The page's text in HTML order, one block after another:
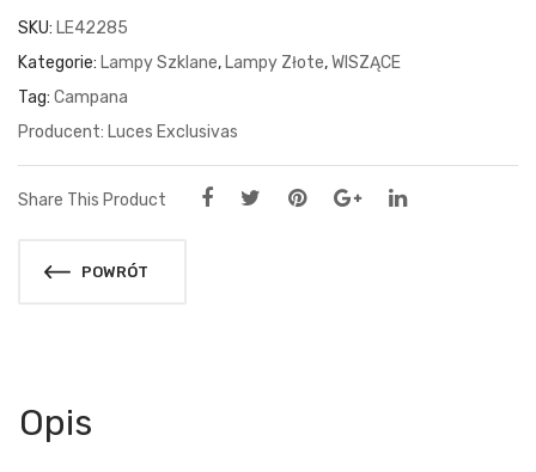
SKU: LE42285
Kategorie: Lampy Szklane, Lampy Złote,WISZĄCE
Tag: Campana
Luces Exclusivas
Share This Product
POWRÓT
Opis